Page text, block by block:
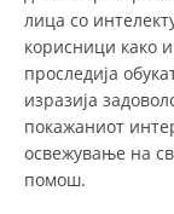
лица со
корисници како
проследија
изразија
покажаниот
освежување на
помош.